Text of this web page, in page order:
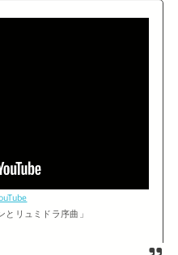
とリュミドラ序曲」